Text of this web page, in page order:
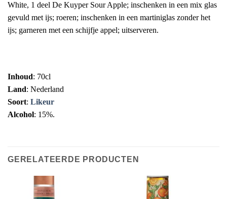
White, 1 deel De Kuyper Sour Apple; inschenken in een mix glas
gevuld met ijs; roeren; inschenken in een martiniglas zonder het
ijs; garneren met een schijfje appel; uitserveren.
Inhoud: 70cl
Land: Nederland
Soort: Likeur
Alcohol: 15%.
GERELATEERDE PRODUCTEN